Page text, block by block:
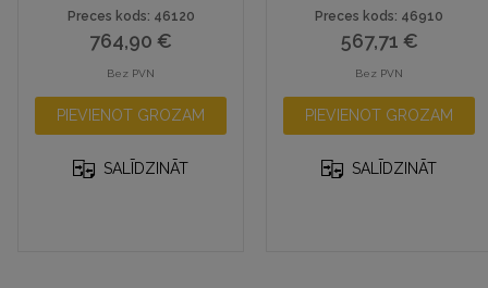
Preces kods: 46120
764,90 €
Bez PVN
PIEVIENOT GROZAM
SALĪDZINĀT
Preces kods: 46910
567,71 €
Bez PVN
PIEVIENOT GROZAM
SALĪDZINĀT